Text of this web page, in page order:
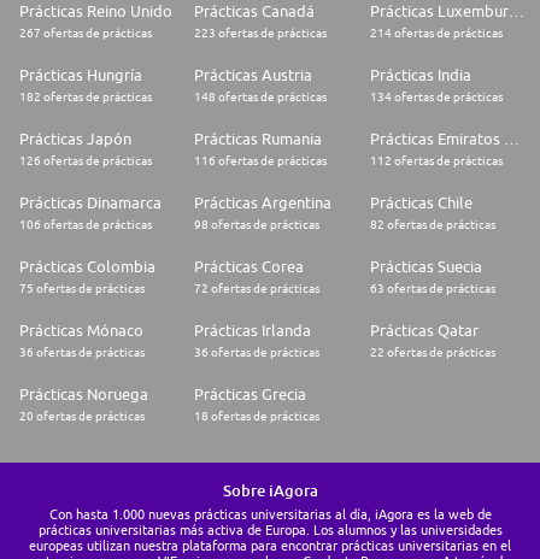
Prácticas Reino Unido
267 ofertas de prácticas
Prácticas Canadá
223 ofertas de prácticas
Prácticas Luxemburgo
214 ofertas de prácticas
Prácticas Hungría
182 ofertas de prácticas
Prácticas Austria
148 ofertas de prácticas
Prácticas India
134 ofertas de prácticas
Prácticas Japón
126 ofertas de prácticas
Prácticas Rumania
116 ofertas de prácticas 112 ofertas de prácticas
Prácticas Dinamarca
106 ofertas de prácticas
Prácticas Argentina
98 ofertas de prácticas
Prácticas Chile
82 ofertas de prácticas
Prácticas Colombia
75 ofertas de prácticas
Prácticas Corea
72 ofertas de prácticas
Prácticas Suecia
63 ofertas de prácticas
Prácticas Mónaco
36 ofertas de prácticas
Prácticas Irlanda
36 ofertas de prácticas
Prácticas Qatar
22 ofertas de prácticas
Prácticas Noruega
20 ofertas de prácticas
Prácticas Grecia
18 ofertas de prácticas
Sobre iAgora
Con hasta 1.000 nuevas prácticas universitarias al día, iAgora es la web de
prácticas universitarias más activa de Europa. Los alumnos y las universidades
europeas utilizan nuestra plataforma para encontrar prácticas universitarias en el